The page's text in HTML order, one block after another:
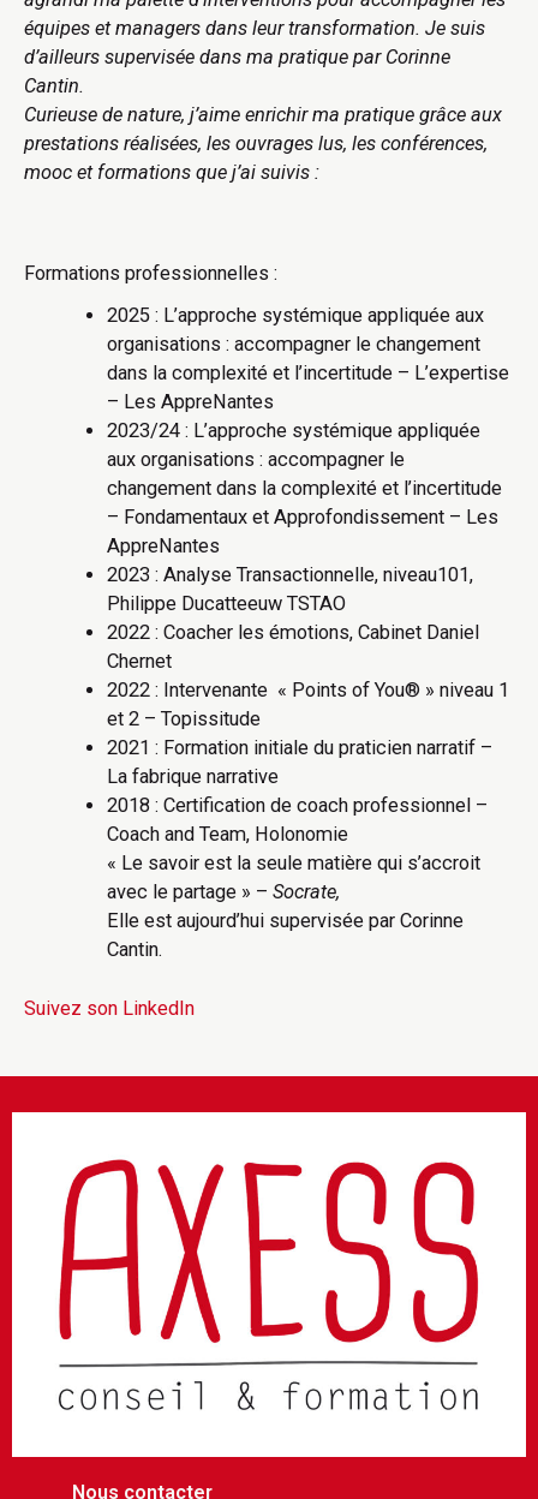
équipes et managers dans leur transformation. Je suis
d’ailleurs supervisée dans ma pratique par Corinne
Cantin.
Curieuse de nature, j’aime enrichir ma pratique grâce aux
prestations réalisées, les ouvrages lus, les conférences,
mooc et formations que j’ai suivis :
Formations professionnelles :
2025 : L’approche systémique appliquée aux
organisations : accompagner le changement
dans la complexité et l’incertitude – L’expertise
– Les AppreNantes
2023/24 : L’approche systémique appliquée
aux organisations : accompagner le
changement dans la complexité et l’incertitude
– Fondamentaux et Approfondissement – Les
AppreNantes
2023 : Analyse Transactionnelle, niveau101,
Philippe Ducatteeuw TSTAO
2022 : Coacher les émotions, Cabinet Daniel
Chernet
2022 : Intervenante « Points of You® » niveau 1
et 2 – Topissitude
2021 : Formation initiale du praticien narratif –
La fabrique narrative
2018 : Certification de coach professionnel –
Coach and Team, Holonomie
« Le savoir est la seule matière qui s’accroit
avec le partage » –Socrate,
Elle est aujourd’hui supervisée par Corinne
Cantin.
Suivez son LinkedIn
Nous contacter